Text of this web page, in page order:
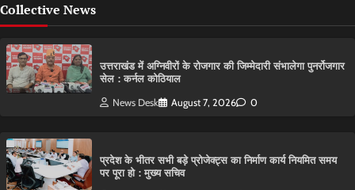
Collective News
उत्तराखंड में अग्निवीरों के रोजगार की जिम्मेदारी संभालेगा पुनर्रोजगार
सेल : कर्नल कोठियाल
News Desk August 7, 2026 0
प्रदेश के भीतर सभी बड़े प्रोजेक्ट्स का निर्माण कार्य नियमित समय
पर पूरा हो : मुख्य सचिव